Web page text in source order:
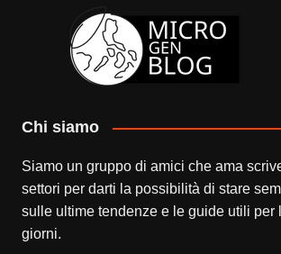
Chi siamo
Siamo un gruppo di amici che ama
settori per darti la possibilità di stare
sulle ultime tendenze e le guide utili per
giorni.